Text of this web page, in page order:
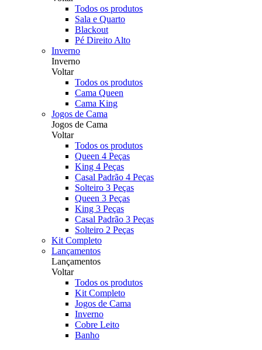
Todos os produtos
Sala e Quarto
Blackout
Pé Direito Alto
Inverno
Inverno
Voltar
Todos os produtos
Cama Queen
Cama King
Jogos de Cama
Jogos de Cama
Voltar
Todos os produtos
Queen 4 Peças
King 4 Peças
Casal Padrão 4 Peças
Solteiro 3 Peças
Queen 3 Peças
King 3 Peças
Casal Padrão 3 Peças
Solteiro 2 Peças
Kit Completo
Lançamentos
Lançamentos
Voltar
Todos os produtos
Kit Completo
Jogos de Cama
Inverno
Cobre Leito
Banho